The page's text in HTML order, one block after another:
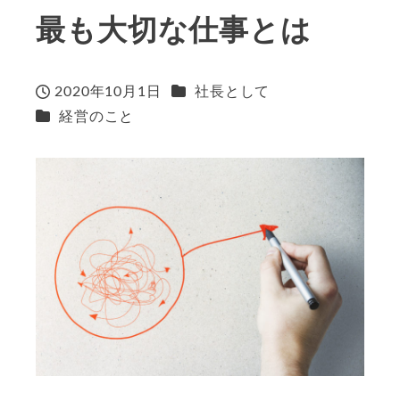
最も大切な仕事とは
投稿日
2020年10月1日 カテゴリー
社長として
カテゴリー
経営のこと